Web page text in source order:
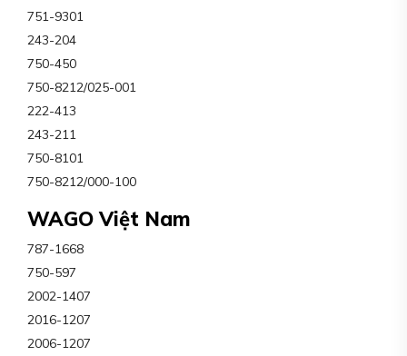
751-9301
243-204
750-450
750-8212/025-001
222-413
243-211
750-8101
750-8212/000-100
WAGO Việt Nam
787-1668
750-597
2002-1407
2016-1207
2006-1207